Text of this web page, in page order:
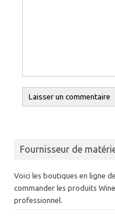
Fournisseur de
Voici les boutiques en ligne
commander les produits
professionnel.